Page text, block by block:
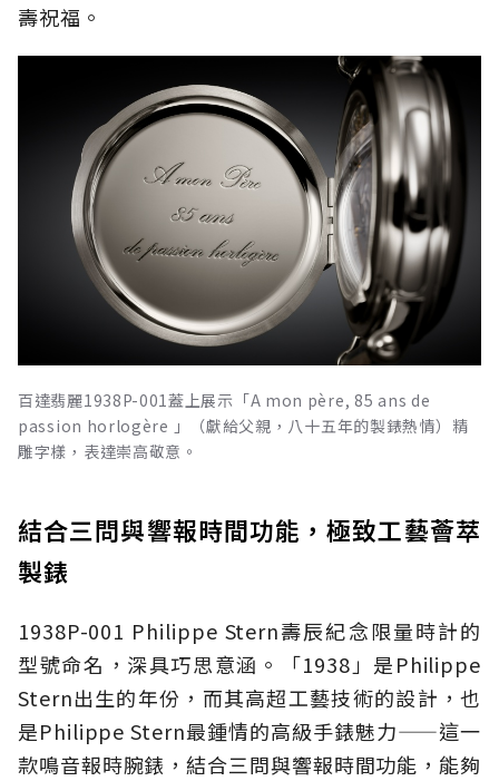
壽祝福。
百達翡麗1938P-001蓋上展示「A mon père, 85 ans de
passion horlogère 」（獻給父親，八十五年的製錶熱情）精
雕字樣，表達崇高敬意。
結合三問與響報時間功能，極致工藝薈萃
製錶
1938P-001 Philippe Stern壽辰紀念限量時計的
型號命名，深具巧思意涵。「1938」是Philippe
Stern出生的年份，而其高超工藝技術的設計，也
是Philippe Stern最鍾情的高級手錶魅力——這一
款鳴音報時腕錶，結合三問與響報時間功能，能夠